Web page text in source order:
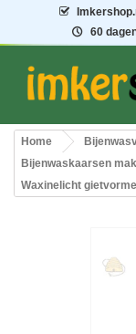
60
Home
Bijenwaskaarsen
Waxinelicht